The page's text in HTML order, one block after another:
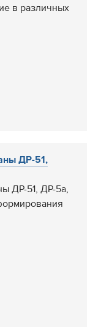
в различных
ДР-51,
ДР-51, ДР-5а,